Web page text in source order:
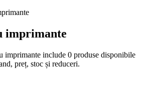
imprimante
imprimante include 0 produse disponibile
preț, stoc și reduceri.